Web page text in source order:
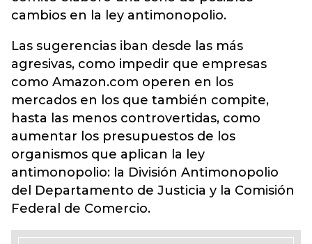
cambios en la ley antimonopolio.
Las sugerencias iban desde las más
agresivas, como impedir que empresas
como Amazon.com operen en los
mercados en los que también compite,
hasta las menos controvertidas, como
aumentar los presupuestos de los
organismos que aplican la ley
antimonopolio: la División Antimonopolio
del Departamento de Justicia y la Comisión
Federal de Comercio.